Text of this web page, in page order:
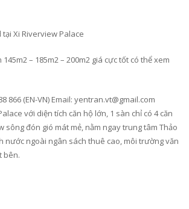
Xi Riverview Palace
– 185m2 – 200m2 giá cực tốt có thể xem
866 (EN-VN) Email: yentran.vt@gmail.com
với diện tích căn hộ lớn, 1 sàn chỉ có 4 căn
sông đón gió mát mẻ, nằm ngay trung tâm Thảo
nước ngoài ngân sách thuê cao, môi trường văn
bên.